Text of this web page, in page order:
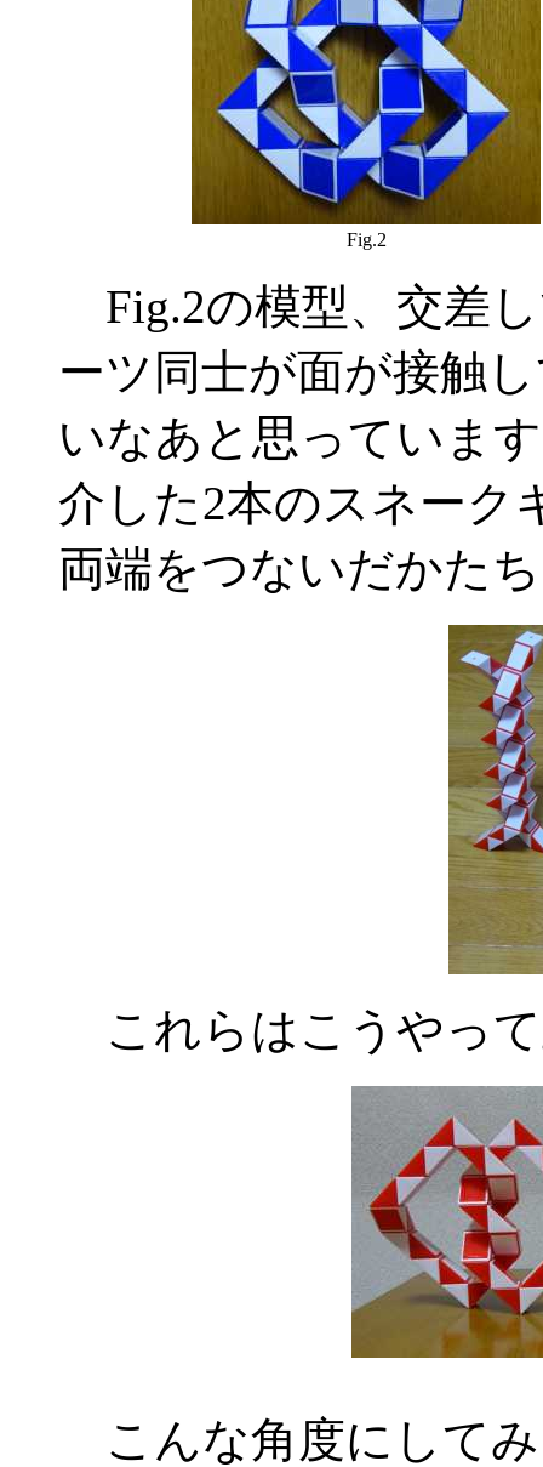
Fig.2
Fig.2の模型、交差
ーツ同士が面が接触
いなあと思っていま
介した2本のスネーク
両端をつないだかた
これらはこうやっ
こんな角度にして